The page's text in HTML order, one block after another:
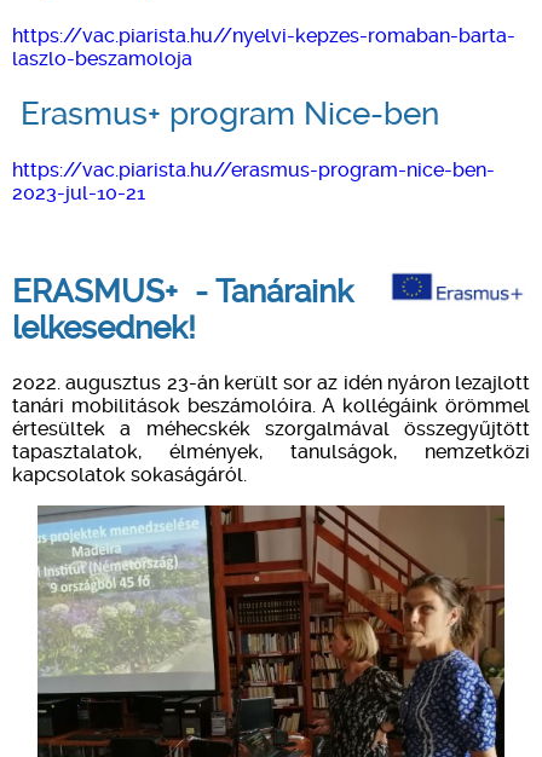
https://vac.piarista.hu//nyelvi-kepzes-romaban-barta-
laszlo-beszamoloja
Erasmus+ program Nice-ben
https://vac.piarista.hu//erasmus-program-nice-ben-
2023-jul-10-21
ERASMUS+ - Tanáraink
lelkesednek!
2022. augusztus 23-án került sor az idén nyáron lezajlott
tanári mobilitások beszámolóira. A kollégáink örömmel
értesültek a méhecskék szorgalmával összegyűjtött
tapasztalatok, élmények, tanulságok, nemzetközi
kapcsolatok sokaságáról.